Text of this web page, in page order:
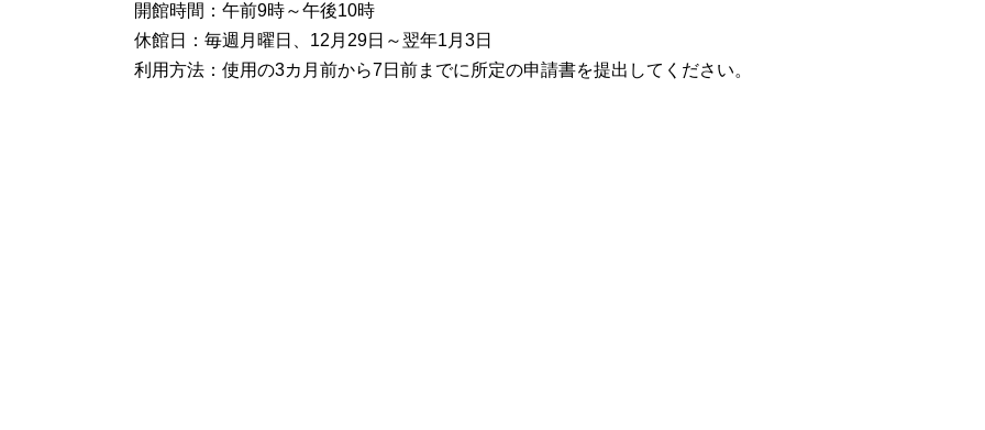
開館時間：午前9時～午後10時
休館日：毎週月曜日、12月29日～翌年1月3日
利用方法：使用の3カ月前から7日前までに所定の申請書を提出してください。